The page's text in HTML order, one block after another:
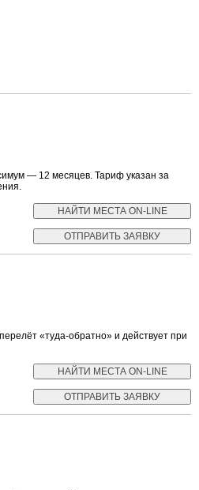
— 12 месяцев. Тариф указан за
«туда-обратно» и действует при